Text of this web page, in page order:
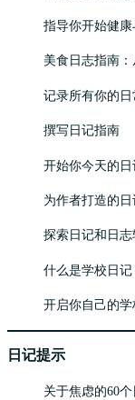
指导你开始健
美食日志指南
记录所有你的日
撰写日记指南
开始你今天的
为作者打造的
探索日记和日
什么是学校日记
开启你自己的
日记提示
关于焦虑的60